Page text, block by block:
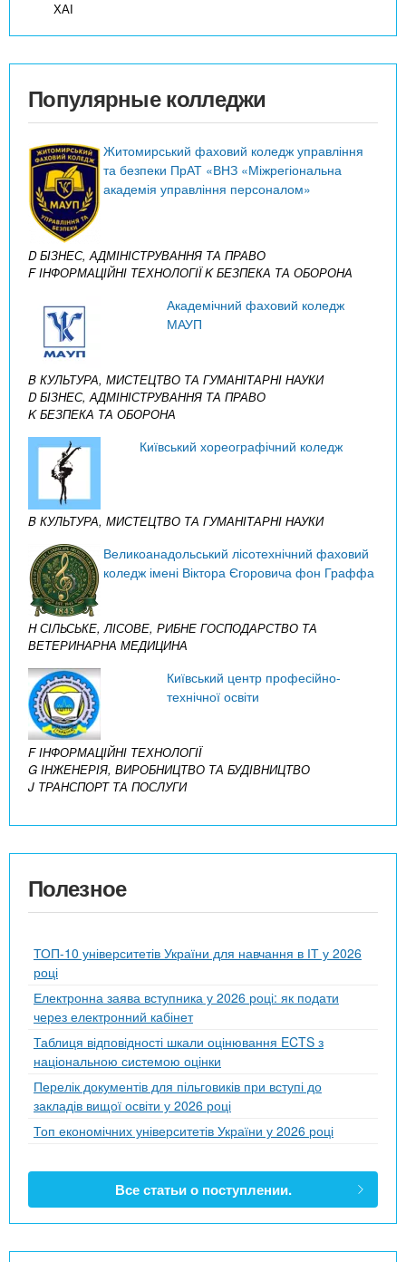
ХАІ
Популярные колледжи
Житомирський фаховий коледж управління
та безпеки ПрАТ «ВНЗ «Міжрегіональна
академія управління персоналом»
D БІЗНЕС, АДМІНІСТРУВАННЯ ТА ПРАВО
F ІНФОРМАЦІЙНІ ТЕХНОЛОГІЇK БЕЗПЕКА ТА ОБОРОНА
Академічний фаховий коледж
МАУП
B КУЛЬТУРА, МИСТЕЦТВО ТА ГУМАНІТАРНІ НАУКИ
D БІЗНЕС, АДМІНІСТРУВАННЯ ТА ПРАВО
K БЕЗПЕКА ТА ОБОРОНА
Київський хореографічний коледж
B КУЛЬТУРА, МИСТЕЦТВО ТА ГУМАНІТАРНІ НАУКИ
Великоанадольський лісотехнічний фаховий
коледж імені Віктора Єгоровича фон Граффа
H СІЛЬСЬКЕ, ЛІСОВЕ, РИБНЕ ГОСПОДАРСТВО ТА
ВЕТЕРИНАРНА МЕДИЦИНА
Київський центр професійно-
технічної освіти
F ІНФОРМАЦІЙНІ ТЕХНОЛОГІЇ
G ІНЖЕНЕРІЯ, ВИРОБНИЦТВО ТА БУДІВНИЦТВО
J ТРАНСПОРТ ТА ПОСЛУГИ
Полезное
ТОП-10 університетів України для навчання в ІТ у 2026
році
Електронна заява вступника у 2026 році: як подати
через електронний кабінет
Таблиця відповідності шкали оцінювання ECTS з
національною системою оцінки
Перелік документів для пільговиків при вступі до
закладів вищої освіти у 2026 році
Топ економічних університетів України у 2026 році
Все статьи о поступлении.